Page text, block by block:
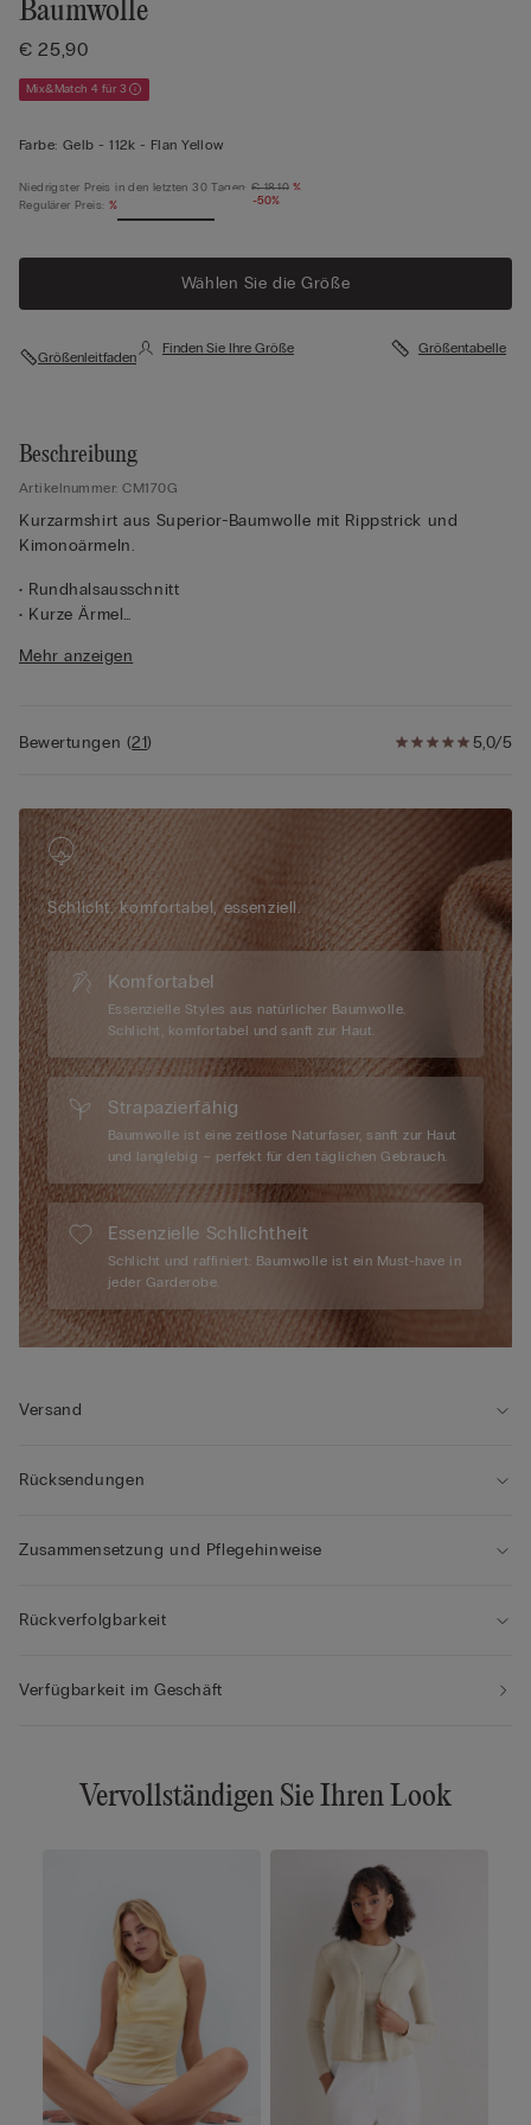
Baumwolle
€ 25,90
Mix&Match 4 für 3
Farbe: Gelb -112k - Flan Yellow
-50%
Niedrigster Preis in den letzten 30 Tagen: € 18,10 %
Regulärer Preis: %
Wählen Sie die Größe
Größenleitfaden
Finden Sie Ihre Größe Größentabelle
Beschreibung
Artikelnummer: CM170G
Kurzarmshirt aus Superior-Baumwolle mit Rippstrick und
Kimonoärmeln.
• Rundhalsausschnitt
• Kurze Ärmel
• 100 % Baumwolle
Mehr anzeigen
5,0/5
Bewertungen (21)
Schlicht, komfortabel, essenziell.
Komfortabel
Essenzielle Styles aus natürlicher Baumwolle.
Schlicht, komfortabel und sanft zur Haut.
Strapazierfähig
Baumwolle ist eine zeitlose Naturfaser, sanft zur Haut
und langlebig – perfekt für den täglichen Gebrauch.
Essenzielle Schlichtheit
Schlicht und raffiniert: Baumwolle ist ein Must-have in
jeder Garderobe.
Versand
Rücksendungen
Zusammensetzung und Pflegehinweise
Rückverfolgbarkeit
Verfügbarkeit im Geschäft
Vervollständigen Sie Ihren Look